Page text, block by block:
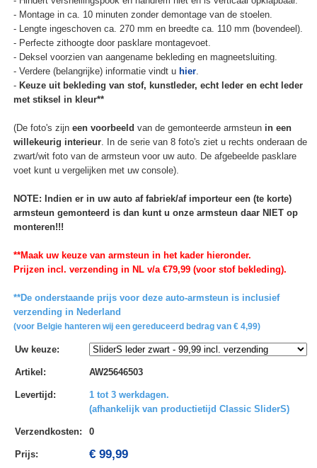
- Montage in ca. 10 minuten zonder demontage van de stoelen.
- Lengte ingeschoven ca. 270 mm en breedte ca. 110 mm (bovendeel).
- Perfecte zithoogte door pasklare montagevoet.
- Deksel voorzien van aangename bekleding en magneetsluiting.
- Verdere (belangrijke) informatie vindt u hier.
- Keuze uit bekleding van stof, kunstleder, echt leder en echt leder
met stiksel in kleur**
(De foto's zijn een voorbeeld van de gemonteerde armsteun in een
willekeurig interieur. In de serie van 8 foto's ziet u rechts onderaan de
zwart/wit foto van de armsteun voor uw auto. De afgebeelde pasklare
voet kunt u vergelijken met uw console).
NOTE: Indien er in uw auto af fabriek/af importeur een (te korte)
armsteun gemonteerd is dan kunt u onze armsteun daar NIET op
monteren!!!
**Maak uw keuze van armsteun in het kader hieronder.
Prijzen incl. verzending in NL v/a €79,99 (voor stof bekleding).
**De onderstaande prijs voor deze auto-armsteun is inclusief
verzending in Nederland
(voor Belgie hanteren wij een gereduceerd bedrag van € 4,99)
Uw keuze:
Artikel : AW25646503
Levertijd :
1 tot 3 werkdagen.
(afhankelijk van productietijd Classic SliderS)
Verzendkosten: 0
Prijs: € 99,99